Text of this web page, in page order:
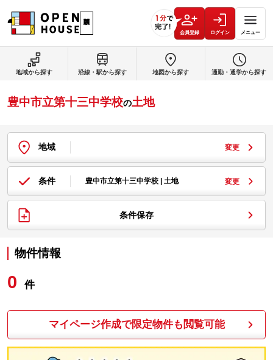
会員登録 ログイン メニュー
豊中市立第十三中学校の土地
地域 変更
条件 豊中市立第十三中学校 | 土地 変更
条件保存
物件情報
0 件
マイページ作成で限定物件も閲覧可能
地域から探す 沿線・駅から探す 地図から探す 通勤・通学から探す